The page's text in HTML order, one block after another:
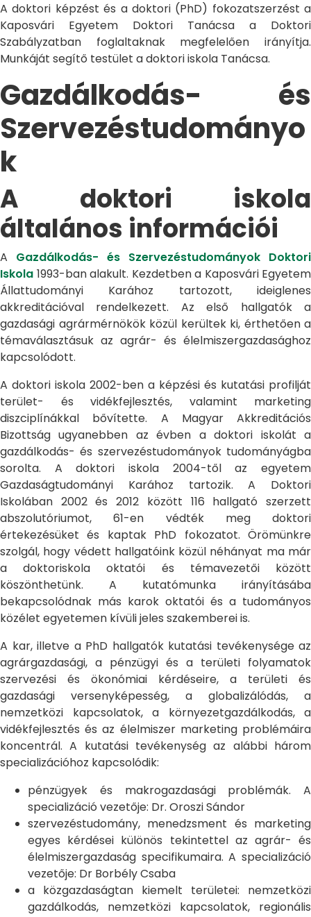
A doktori képzést és a doktori (PhD) fokozatszerzést a
Kaposvári Egyetem Doktori Tanácsa a Doktori
Szabályzatban foglaltaknak megfelelően irányítja.
Munkáját segítő testület a doktori iskola Tanácsa.
Gazdálkodás- és
Szervezéstudományo
k
A doktori iskola
általános információi
A Gazdálkodás- és Szervezéstudományok Doktori
Iskola 1993-ban alakult. Kezdetben a Kaposvári Egyetem
Állattudományi Karához tartozott, ideiglenes
akkreditációval rendelkezett. Az első hallgatók a
gazdasági agrármérnökök közül kerültek ki, érthetően a
témaválasztásuk az agrár- és élelmiszergazdasághoz
kapcsolódott.
A doktori iskola 2002-ben a képzési és kutatási profilját
terület- és vidékfejlesztés, valamint marketing
diszciplínákkal bővítette. A Magyar Akkreditációs
Bizottság ugyanebben az évben a doktori iskolát a
gazdálkodás- és szervezéstudományok tudományágba
sorolta. A doktori iskola 2004-től az egyetem
Gazdaságtudományi Karához tartozik. A Doktori
Iskolában 2002 és 2012 között 116 hallgató szerzett
abszolutóriumot, 61-en védték meg doktori
értekezésüket és kaptak PhD fokozatot. Örömünkre
szolgál, hogy védett hallgatóink közül néhányat ma már
a doktoriskola oktatói és témavezetői között
köszönthetünk. A kutatómunka irányításába
bekapcsolódnak más karok oktatói és a tudományos
közélet egyetemen kívüli jeles szakemberei is.
A kar, illetve a PhD hallgatók kutatási tevékenysége az
agrárgazdasági, a pénzügyi és a területi folyamatok
szervezési és ökonómiai kérdéseire, a területi és
gazdasági versenyképesség, a globalizálódás, a
nemzetközi kapcsolatok, a környezetgazdálkodás, a
vidékfejlesztés és az élelmiszer marketing problémáira
koncentrál. A kutatási tevékenység az alábbi három
specializációhoz kapcsolódik:
pénzügyek és makrogazdasági problémák. A
specializáció vezetője: Dr. Oroszi Sándor
szervezéstudomány, menedzsment és marketing
egyes kérdései különös tekintettel az agrár- és
élelmiszergazdaság specifikumaira. A specializáció
vezetője: Dr Borbély Csaba
a közgazdaságtan kiemelt területei: nemzetközi
gazdálkodás, nemzetközi kapcsolatok, regionális